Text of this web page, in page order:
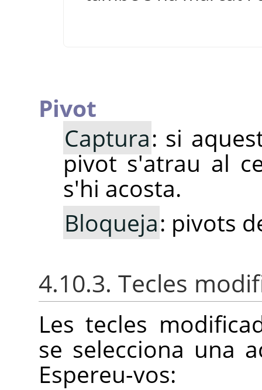
Pivot
Captura: si
pivot s'atrau al
s'hi acosta.
Bloqueja: pivots
4.10.3. Tecles
Les tecles
se selecciona una
Espereu-vos: